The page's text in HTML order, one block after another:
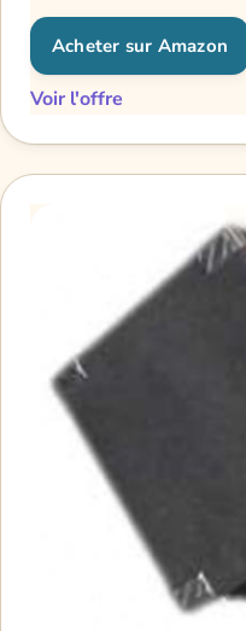
Acheter sur Amazon
Voir l'offre